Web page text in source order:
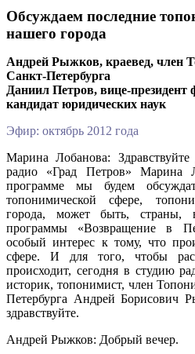
Обсуждаем последние
нашего города
Андрей Рыжков, краевед, член
Санкт-Петербурга
Даниил Петров, вице-президент
кандидат юридических наук
Эфир: октябрь 2012 года
Марина Лобанова:
радио «Град Петров» Марина
программе мы будем
топонимической сфере,
города, может быть, страны,
программы «Возвращение в
особый интерес к тому, что
сфере. И для того, чтобы
происходит, сегодня в студию
историк, топонимист, член
Петербурга Андрей Борисович
здравствуйте.
Андрей Рыжков: Добрый вечер.